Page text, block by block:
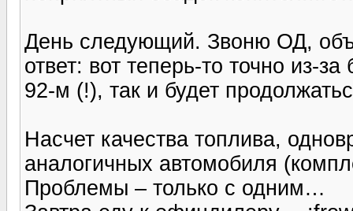
День следующий. Звоню ОД,
ответ: вот теперь-то точно из-
92-м (!), так и будет
Насчет качества топлива,
аналогичных автомобиля
Проблемы – только с одним…